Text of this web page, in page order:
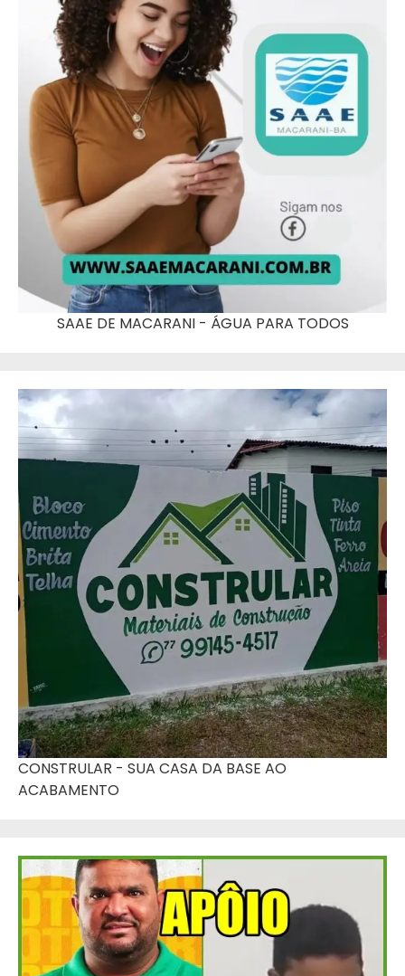
SAAE DE MACARANI - ÁGUA PARA TODOS
CONSTRULAR - SUA CASA DA BASE AO
ACABAMENTO